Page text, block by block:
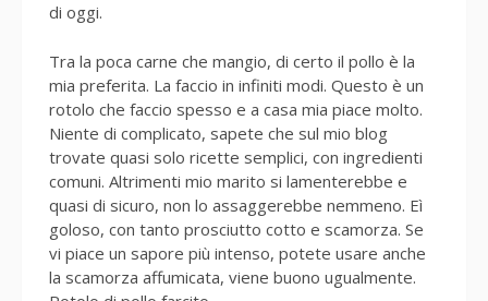
di oggi.
Tra la poca carne che mangio, di certo il pollo è la
mia preferita. La faccio in infiniti modi. Questo è un
rotolo che faccio spesso e a casa mia piace molto.
Niente di complicato, sapete che sul mio blog
trovate quasi solo ricette semplici, con ingredienti
comuni. Altrimenti mio marito si lamenterebbe e
quasi di sicuro, non lo assaggerebbe nemmeno. Eì
goloso, con tanto prosciutto cotto e scamorza. Se
vi piace un sapore più intenso, potete usare anche
la scamorza affumicata, viene buono ugualmente.